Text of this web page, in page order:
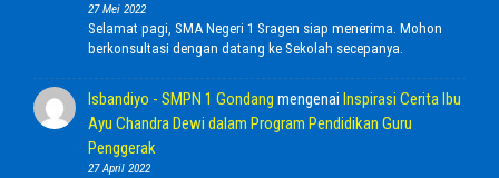
27 Mei 2022
Selamat pagi, SMA Negeri 1 Sragen siap menerima. Mohon
berkonsultasi dengan datang ke Sekolah secepanya.
Isbandiyo - SMPN 1 Gondang mengenai Inspirasi Cerita Ibu
Ayu Chandra Dewi dalam Program Pendidikan Guru
Penggerak
27 April 2022